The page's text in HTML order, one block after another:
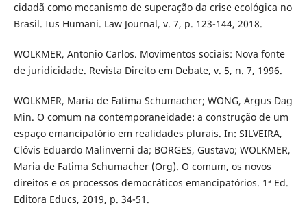
cidadã como mecanismo de superação da crise ecológica no
Brasil. Ius Humani. Law Journal, v. 7, p. 123-144, 2018.
WOLKMER, Antonio Carlos. Movimentos sociais: Nova fonte
de juridicidade. Revista Direito em Debate, v. 5, n. 7, 1996.
WOLKMER, Maria de Fatima Schumacher; WONG, Argus Dag
Min. O comum na contemporaneidade: a construção de um
espaço emancipatório em realidades plurais. In: SILVEIRA,
Clóvis Eduardo Malinverni da; BORGES, Gustavo; WOLKMER,
Maria de Fatima Schumacher (Org). O comum, os novos
direitos e os processos democráticos emancipatórios. 1ª Ed.
Editora Educs, 2019, p. 34-51.